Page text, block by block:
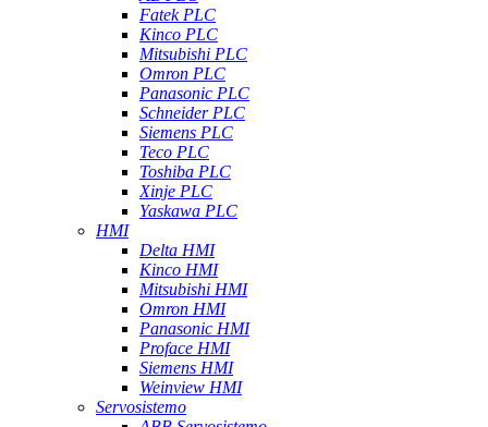
Fatek PLC
Kinco PLC
Mitsubishi PLC
Omron PLC
Panasonic PLC
Schneider PLC
Siemens PLC
Teco PLC
Toshiba PLC
Xinje PLC
Yaskawa PLC
HMI
Delta HMI
Kinco HMI
Mitsubishi HMI
Omron HMI
Panasonic HMI
Proface HMI
Siemens HMI
Weinview HMI
Servosistemo